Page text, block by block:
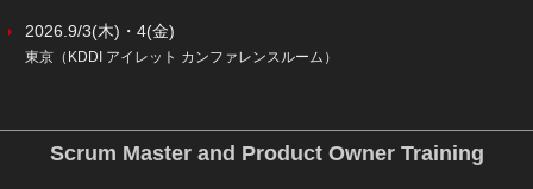
2026.9/3(木)・4(金)
東京（KDDI アイレット カンファレンスルーム）
Scrum Master and Product Owner Training